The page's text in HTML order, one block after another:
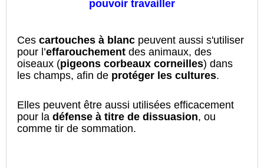
pouvoir travailler
Cescartouches à blanc peuvent aussi s'utiliser
pour l’effarouchement des animaux, des
oiseaux (pigeons corbeaux corneilles) dans
les champs, afin de protéger les cultures.
Elles peuvent être aussi utilisées efficacement
pour ladéfense à titre de dissuasion, ou
comme tir de sommation.